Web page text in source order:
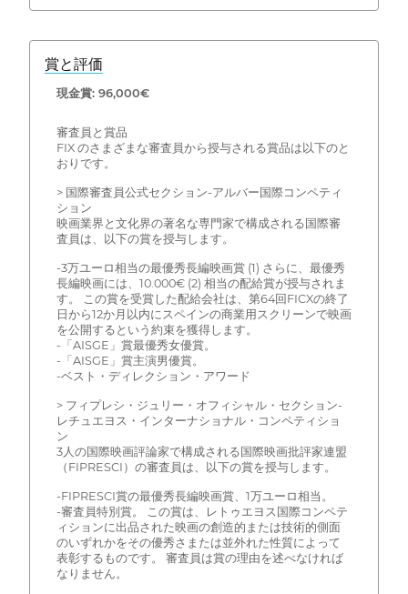
賞と評価
現金賞: 96,000€
審査員と賞品
FIX のさまざまな審査員から授与される賞品は以下のと
おりです。
> 国際審査員公式セクション-アルバー国際コンペティ
ション
映画業界と文化界の著名な専門家で構成される国際審
査員は、以下の賞を授与します。
-3万ユーロ相当の最優秀長編映画賞 (1) さらに、最優秀
長編映画には、10.000€ (2) 相当の配給賞が授与されま
す。 この賞を受賞した配給会社は、第64回FICXの終了
日から12か月以内にスペインの商業用スクリーンで映画
を公開するという約束を獲得します。
-「AISGE」賞最優秀女優賞。
-「AISGE」賞主演男優賞。
-ベスト・ディレクション・アワード
> フィプレシ・ジュリー・オフィシャル・セクション-
レチュエヨス・インターナショナル・コンペティショ
ン
3人の国際映画評論家で構成される国際映画批評家連盟
（FIPRESCI）の審査員は、以下の賞を授与します。
-FIPRESCI賞の最優秀長編映画賞、1万ユーロ相当。
-審査員特別賞。 この賞は、レトゥエヨス国際コンペテ
ィションに出品された映画の創造的または技術的側面
のいずれかをその優秀さまたは並外れた性質によって
表彰するものです。 審査員は賞の理由を述べなければ
なりません。